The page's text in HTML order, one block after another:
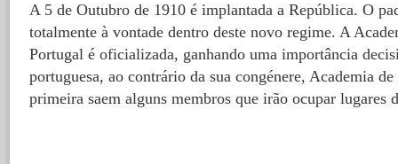
A 5 de Outubro de 1910 é implantada a República. O
totalmente à vontade dentro deste novo regime. A
Portugal é oficializada, ganhando uma importância
portuguesa, ao contrário da sua congénere, Academia
primeira saem alguns membros que irão ocupar lugares